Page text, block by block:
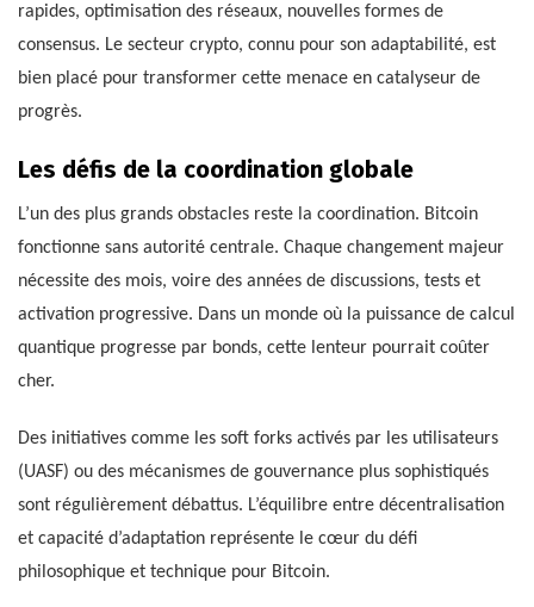
rapides, optimisation des réseaux, nouvelles formes de
consensus. Le secteur crypto, connu pour son adaptabilité, est
bien placé pour transformer cette menace en catalyseur de
progrès.
Les défis de la coordination globale
L’un des plus grands obstacles reste la coordination. Bitcoin
fonctionne sans autorité centrale. Chaque changement majeur
nécessite des mois, voire des années de discussions, tests et
activation progressive. Dans un monde où la puissance de calcul
quantique progresse par bonds, cette lenteur pourrait coûter
cher.
Des initiatives comme les soft forks activés par les utilisateurs
(UASF) ou des mécanismes de gouvernance plus sophistiqués
sont régulièrement débattus. L’équilibre entre décentralisation
et capacité d’adaptation représente le cœur du défi
philosophique et technique pour Bitcoin.